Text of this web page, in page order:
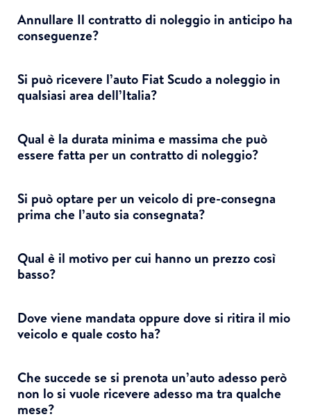
Annullare Il contratto di noleggio in anticipo ha
conseguenze?
Si può ricevere l’auto Fiat Scudo a noleggio in
qualsiasi area dell’Italia?
Qual è la durata minima e massima che può
essere fatta per un contratto di noleggio?
Si può optare per un veicolo di pre-consegna
prima che l’auto sia consegnata?
Qual è il motivo per cui hanno un prezzo così
basso?
Dove viene mandata oppure dove si ritira il mio
veicolo e quale costo ha?
Che succede se si prenota un’auto adesso però
non lo si vuole ricevere adesso ma tra qualche
mese?